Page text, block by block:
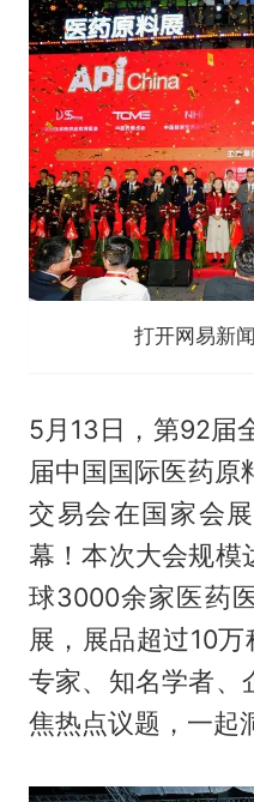
打开网易新
5月13日，第92届
届中国国际医药
交易会在国家会
幕！本次大会规模
球3000余家医药
展，展品超过10
专家、知名学者、
焦热点议题，一起